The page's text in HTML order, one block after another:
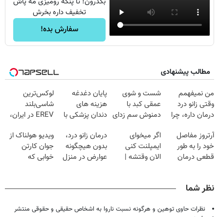
تخفیف داره بخرش
سفارش بده!
مطالب پیشنهادی
من نمیفهمم
وقتی زانو درد
درمان داره، چرا
تحمل میکنی؟❗
شست و شوی
عمقی کبد با
دمنوش سم زدای
پایان دغدغه
هزینه های
دندان پزشکی با
خانگی
لوکس‌ترین
شاسی‌بلند
EREV در ایران،
رونمایی شد!
آرتروز مفاصل
خود را به طور
قطعی درمان
اگر میخوای
ایمپلنت کنی
الان وقتشه |
درمان زانو درد،
بدون هیچگونه
عوارض در منزل
ویدیو هولناک از
جوان کارتن
خوابی که
نظر شما
نظرات حاوی توهین و هرگونه نسبت ناروا به اشخاص حقیقی و حقوقی منتشر